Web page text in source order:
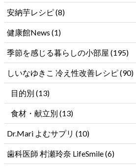
安納芋レシピ(8)
健康館News (1)
季節を感じる暮らしの小部屋 (195)
しいなゆきこ 冷え性改善レシピ(90)
目的別 (13)
食材・献立別 (13)
Dr.Mari よむサプリ (10)
歯科医師 村瀬玲奈 LifeSmile(6)